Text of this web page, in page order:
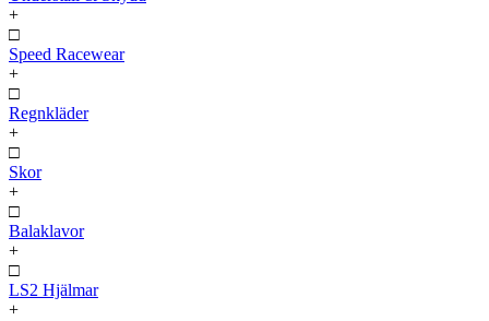
+
□
Speed Racewear
+
□
Regnkläder
+
□
Skor
+
□
Balaklavor
+
□
LS2 Hjälmar
+